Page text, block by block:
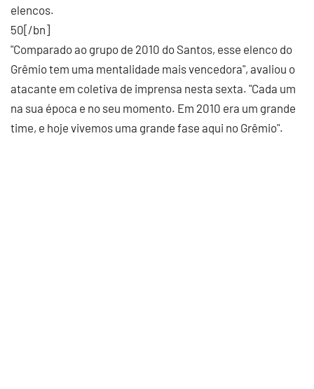
elencos.
50[/bn]
"Comparado ao grupo de 2010 do Santos, esse elenco do
Grêmio tem uma mentalidade mais vencedora", avaliou o
atacante em coletiva de imprensa nesta sexta. "Cada um
na sua época e no seu momento. Em 2010 era um grande
time, e hoje vivemos uma grande fase aqui no Grêmio".